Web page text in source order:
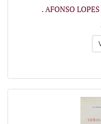
. AFONSO